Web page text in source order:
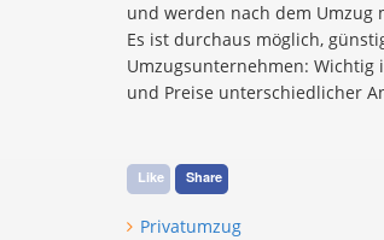
und werden nach dem Umzug
Es ist durchaus möglich,
Umzugsunternehmen: Wichtig
und Preise unterschiedlicher
Like Share
Privatumzug